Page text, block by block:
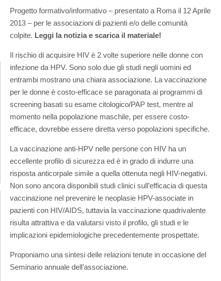
Progetto formativo/informativo – presentato a Roma il 12 Aprile
2013 – per le associazioni di pazienti e/o delle comunità
colpite. Leggi la notizia e scarica il materiale!
Il rischio di acquisire HIV è 2 volte superiore nelle donne con
infezione da HPV. Sono solo due gli studi negli uomini ed
entrambi mostrano una chiara associazione. La vaccinazione
per le donne è costo-efficace se paragonata ai programmi di
screening basati su esame citologico/PAP test, mentre al
momento nella popolazione maschile, per essere costo-
efficace, dovrebbe essere diretta verso popolazioni specifiche.
La vaccinazione anti-HPV nelle persone con HIV ha un
eccellente profilo di sicurezza ed è in grado di indurre una
risposta anticorpale simile a quella ottenuta negli HIV-negativi.
Non sono ancora disponibili studi clinici sull’efficacia di questa
vaccinazione nel prevenire le neoplasie HPV-associate in
pazienti con HIV/AIDS, tuttavia la vaccinazione quadrivalente
risulta attrattiva e da valutarsi visto il profilo, gli studi e le
implicazioni epidemiologiche precedentemente prospettate.
Proponiamo una sintesi delle relazioni tenute in occasione del
Seminario annuale dell’associazione.